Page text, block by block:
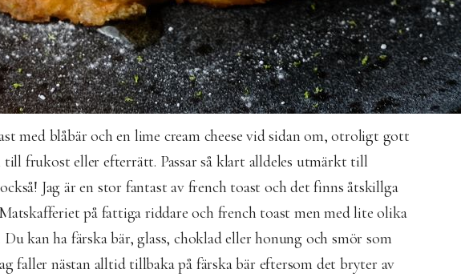
med blåbär och en lime cream cheese vid sidan om, otroligt gott
till frukost eller efterrätt. Passar så klart alldeles utmärkt till
Jag är en stor fantast av french toast och det finns åtskillga
på fattiga riddare och french toast men med lite olika
kan ha färska bär, glass, choklad eller honung och smör som
faller nästan alltid tillbaka på färska bär eftersom det bryter av